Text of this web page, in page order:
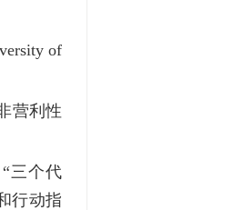
of
营利性
“三个代
行动指